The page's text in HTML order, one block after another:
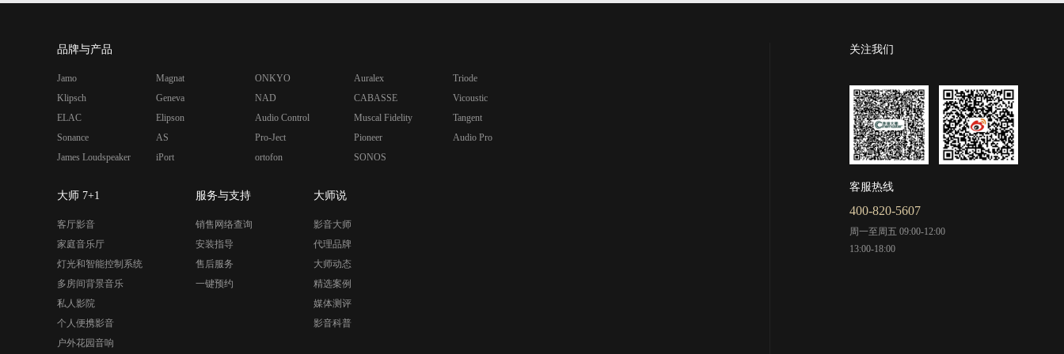
品牌与产品
Jamo
Klipsch
ELAC
Sonance
James Loudspeaker
Magnat
Geneva
Elipson
AS
iPort
ONKYO
NAD
Audio Control
Pro-Ject
ortofon
Auralex
CABASSE
Muscal Fidelity
Pioneer
SONOS
Triode
Vicoustic
Tangent
Audio Pro
大师 7+1
客厅影音
家庭音乐厅
灯光和智能控制系统
多房间背景音乐
私人影院
个人便携影音
户外花园音响
服务与支持
销售网络查询
安装指导
售后服务
一键预约
大师说
影音大师
代理品牌
大师动态
精选案例
媒体测评
影音科普
关注我们
客服热线
400-820-5607
周一至周五 09:00-12:00
13:00-18:00